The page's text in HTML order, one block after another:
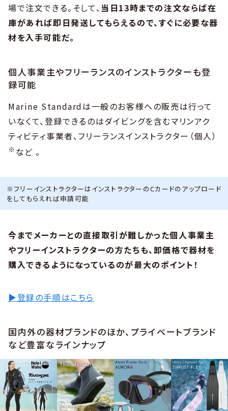
場で注文できる。そして、当日13時までの注文ならば在
庫があれば即日発送してもらえるので、すぐに必要な器
材を入手可能だ。
個人事業主やフリーランスのインストラクターも登
録可能
Marine Standardは一般のお客様への販売は行って
いなくて、登録できるのはダイビングを含むマリンアク
ティビティ事業者、フリーランスインストラクター（個人）
※ など 。
※フリーインストラクターはインストラクターのCカードのアップロード
をしてもらえれば申請可能
今までメーカーとの直接取引が難しかった個人事業主
やフリーインストラクターの方たちも、卸価格で器材を
購入できるようになっているのが最大のポイント！
▶登録の手順はこちら
国内外の器材ブランドのほか、プライベートブランド
など豊富なラインナップ